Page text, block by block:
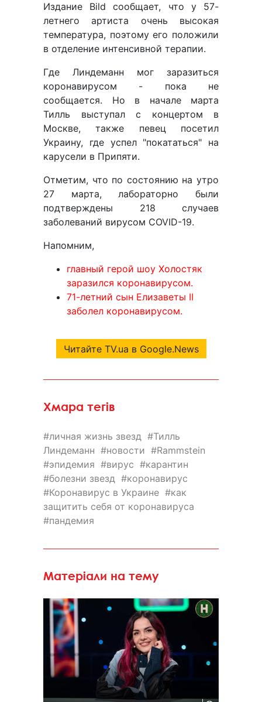
Издание Bild сообщает, что у 57-
летнего артиста очень высокая
температура, поэтому его положили
в отделение интенсивной терапии.
Где Линдеманн мог заразиться
коронавирусом - пока не
сообщается. Но в начале марта
Тилль выступал с концертом в
Москве, также певец посетил
Украину, где успел "покататься" на
карусели в Припяти.
Отметим, что по состоянию на утро
27 марта, лабораторно были
подтверждены 218 случаев
заболеваний вирусом COVID-19.
Напомним,
главный герой шоу Холостяк
заразился коронавирусом.
71-летний сын Елизаветы II
заболел коронавирусом.
Читайте TV.ua в Google.News
Хмара тегів
личная жизнь звезд
Тилль
Линдеманн
новости
Rammstein
эпидемия
вирус
карантин
болезни звезд
коронавирус
Коронавирус в Украине
как
защитить себя от коронавируса
пандемия
Матеріали на тему